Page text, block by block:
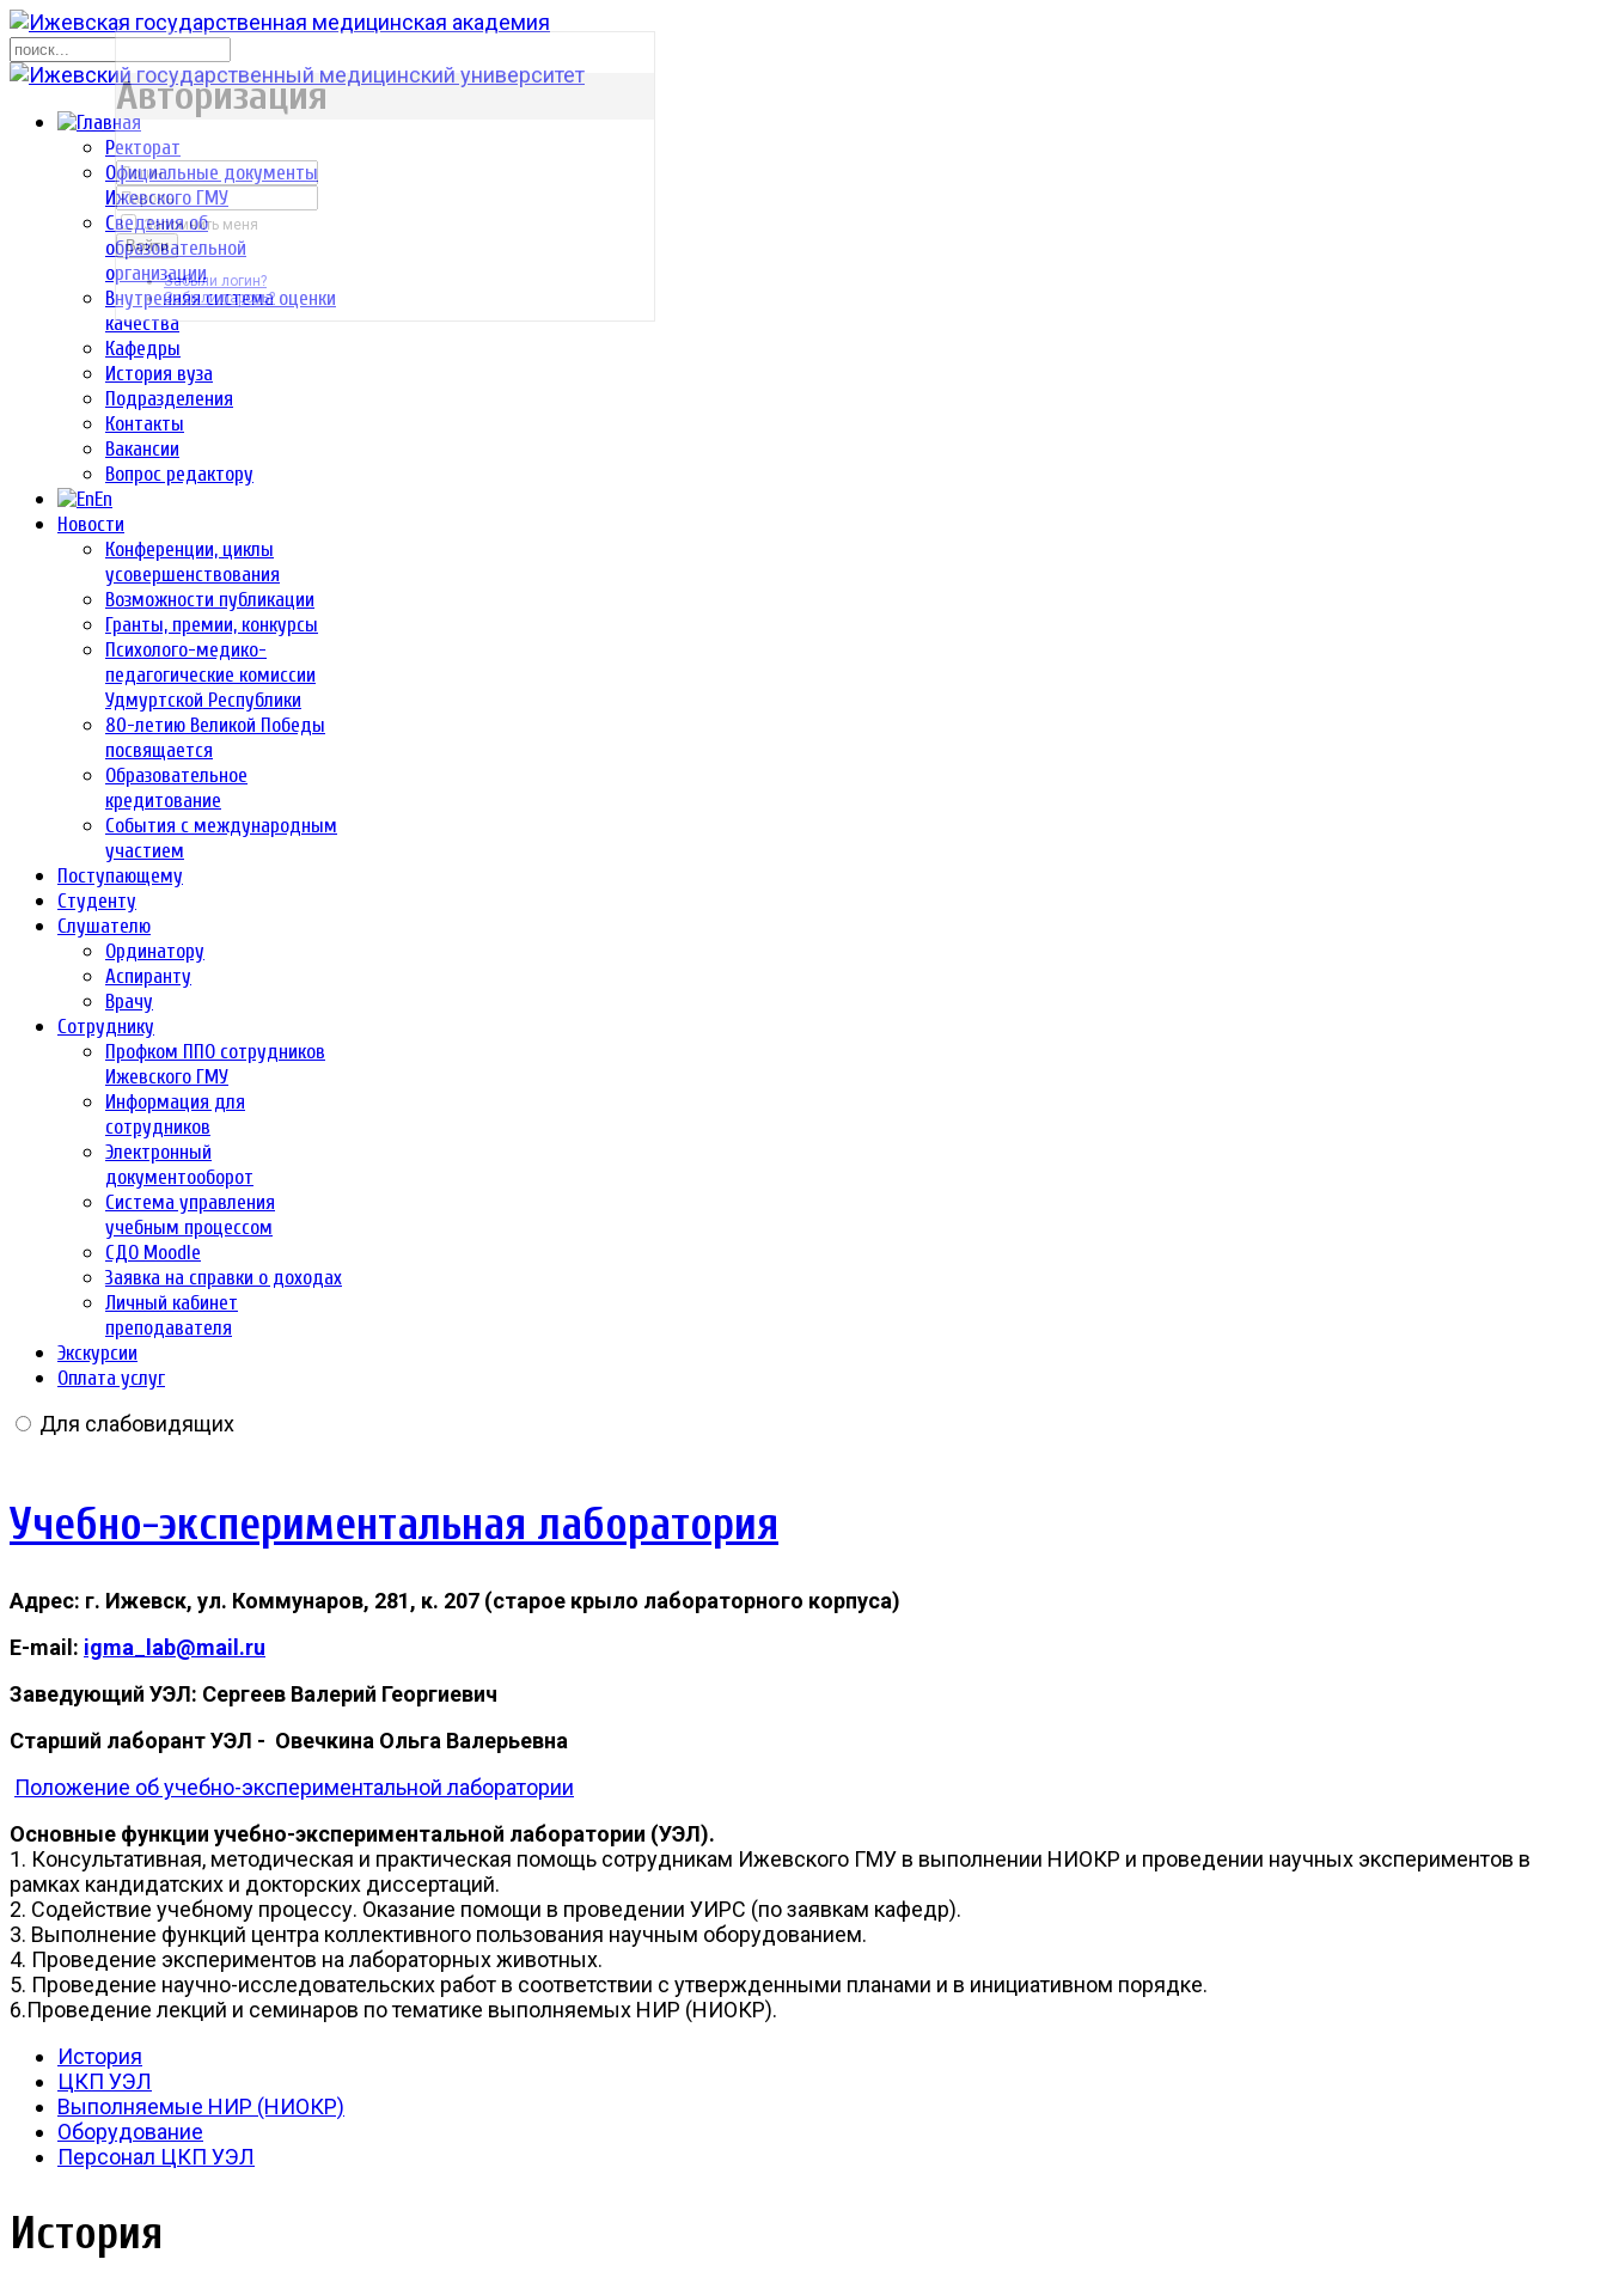
Ректорат
Официальные документы
Ижевского ГМУ
Сведения об
образовательной
организации
Внутренняя система оценки
качества
Кафедры
История вуза
Подразделения
Контакты
Вакансии
Вопрос редактору
En
Новости
Конференции, циклы
усовершенствования
Возможности публикации
Гранты, премии, конкурсы
Психолого-медико-
педагогические комиссии
Удмуртской Республики
80-летию Великой Победы
посвящается
Образовательное
кредитование
События с международным
участием
Поступающему
Студенту
Слушателю
Ординатору
Аспиранту
Врачу
Сотруднику
Профком ППО сотрудников
Ижевского ГМУ
Информация для
сотрудников
Электронный
документооборот
Система управления
учебным процессом
СДО Moodle
Заявка на справки о доходах
Личный кабинет
преподавателя
Экскурсии
Оплата услуг
Для слабовидящих
Учебно-экспериментальная лаборатория
Адрес: г. Ижевск, ул. Коммунаров, 281, к. 207 (старое крыло лабораторного корпуса)
E-mail: igma_lab@mail.ru
Заведующий УЭЛ: Сергеев Валерий Георгиевич
Старший лаборант УЭЛ - Овечкина Ольга Валерьевна
Положение об учебно-экспериментальной лаборатории
Основные функции учебно-экспериментальной лаборатории (УЭЛ).
1. Консультативная, методическая и практическая помощь сотрудникам Ижевского ГМУ в выполнении НИОКР и проведении научных экспериментов в
рамках кандидатских и докторских диссертаций.
2. Содействие учебному процессу. Оказание помощи в проведении УИРС (по заявкам кафедр).
3. Выполнение функций центра коллективного пользования научным оборудованием.
4. Проведение экспериментов на лабораторных животных.
5. Проведение научно-исследовательских работ в соответствии с утвержденными планами и в инициативном порядке.
6.Проведение лекций и семинаров по тематике выполняемых НИР (НИОКР).
История
ЦКП УЭЛ
Выполняемые НИР (НИОКР)
Оборудование
Персонал ЦКП УЭЛ
История
р
Авторизация
Запомнить меня
Войти
Забыли логин?
Забыли пароль?